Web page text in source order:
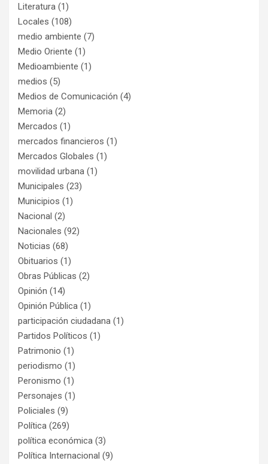
Literatura (1)
Locales (108)
medio ambiente (7)
Medio Oriente (1)
Medioambiente (1)
medios (5)
Medios de Comunicación (4)
Memoria (2)
Mercados (1)
mercados financieros (1)
Mercados Globales (1)
movilidad urbana (1)
Municipales (23)
Municipios (1)
Nacional (2)
Nacionales (92)
Noticias (68)
Obituarios (1)
Obras Públicas (2)
Opinión (14)
Opinión Pública (1)
participación ciudadana (1)
Partidos Políticos (1)
Patrimonio (1)
periodismo (1)
Peronismo (1)
Personajes (1)
Policiales (9)
Política (269)
política económica (3)
Política Internacional (9)